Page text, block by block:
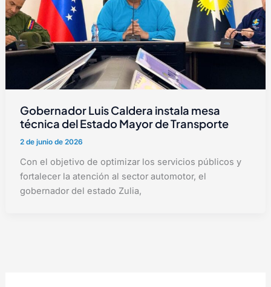
Gobernador Luis Caldera instala mesa
técnica del Estado Mayor de Transporte
2 de junio de 2026
Con el objetivo de optimizar los servicios públicos y
fortalecer la atención al sector automotor, el
gobernador del estado Zulia,